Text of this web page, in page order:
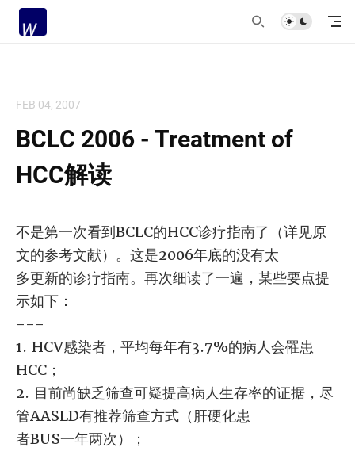
FEB 04, 2007
BCLC 2006 - Treatment of
HCC解读
不是第一次看到BCLC的HCC诊疗指南了（详见原
文的参考文献）。这是2006年底的没有太
多更新的诊疗指南。再次细读了一遍，某些要点提
示如下：
---
1. HCV感染者，平均每年有3.7%的病人会罹患
HCC；
2. 目前尚缺乏筛查可疑提高病人生存率的证据，尽
管AASLD有推荐筛查方式（肝硬化患
者BUS一年两次）；